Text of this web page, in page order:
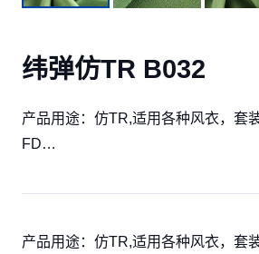
纬弹仿TR B032
产品用途：仿TR,适用各种风衣，套
FD…
产品用途：仿TR,适用各种风衣，套